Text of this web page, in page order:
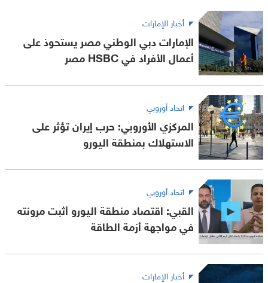
أخبار الإمارات
الإمارات دبي الوطني مصر يستحوذ على
أعمال الأفراد في HSBC مصر
اتحاد أوروبي
المركزي الأوروبي: حرب إيران تؤثر على
الاستهلاك بمنطقة اليورو
اتحاد أوروبي
القبي: اقتصاد منطقة اليورو أثبت مرونته
في مواجهة أزمة الطاقة
أخبار الإمارات